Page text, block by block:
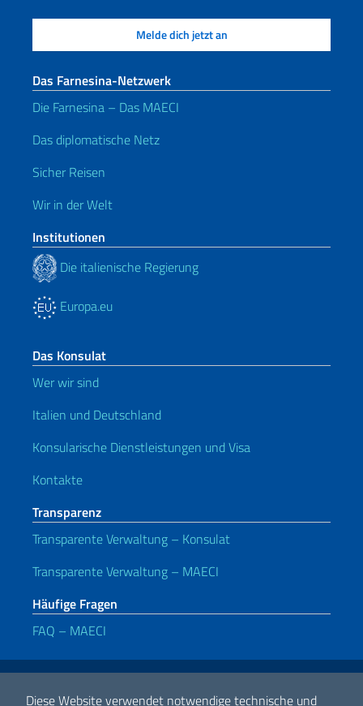
Diese Website verwendet notwendige technische und
Das Farnesina-Netzwerk
Die Farnesina – Das MAECI
Das diplomatische Netz
Sicher Reisen
Wir in der Welt
Institutionen
Die italienische Regierung
Europa.eu
Das Konsulat
Wer wir sind
Italien und Deutschland
Konsularische Dienstleistungen und Visa
Kontakte
Transparenz
Transparente Verwaltung – Konsulat
Transparente Verwaltung – MAECI
Häufige Fragen
FAQ – MAECI
Nützliche Links